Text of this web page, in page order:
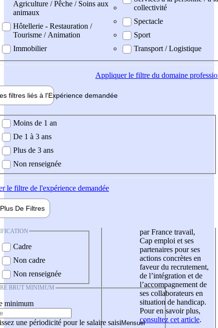
Agriculture / Pêche / Soins aux
animaux
Hôtellerie - Restauration /
Tourisme / Animation
Immobilier
collectivité
Spectacle
Sport
Transport / Logistique
Appliquerle filtre du domaine
filtres liés à l'Expérience demandée
demandée
Moins de 1 an
De 1 à 3 ans
Plus de 3 ans
Non renseignée
le filtre de l'expérience demandée
Plus De Filtres
Cadre
Non cadre
Non renseignée
BRUT MINIMUM
minimum
une périodicité pour le salaire saisi
par France travail,
Cap emploi et ses
partenaires pour ses
actions concrètes en
faveur du recrutement,
de l’intégration et de
l’accompagnement de
ses collaborateurs en
situation de handicap.
Pour en savoir plus,
consultez cet article.